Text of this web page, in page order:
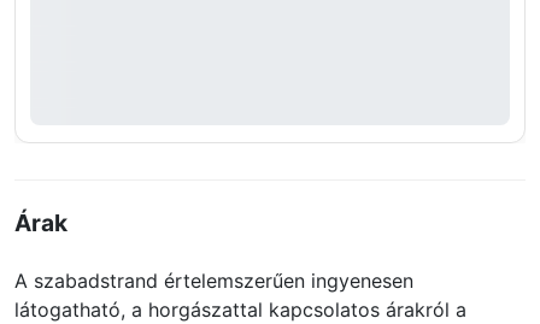
Árak
A szabadstrand értelemszerűen ingyenesen
látogatható, a horgászattal kapcsolatos árakról a